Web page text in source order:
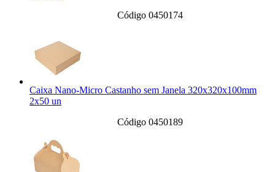
Código 0450174
Caixa Nano-Micro Castanho sem Janela 320x320x100mm
2x50 un
Código 0450189